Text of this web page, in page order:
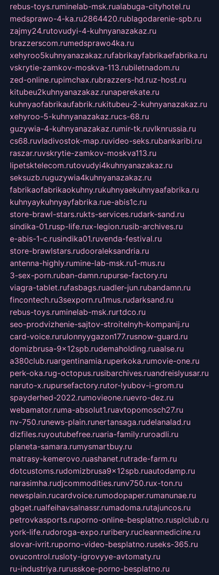
rebus-toys.ruminelab-msk.rualabuga-cityhotel.ru
medsprawo-4-ka.ru2864420.rublagodarenie-spb.ru
zajmy24.rutovudyi-4-kuhnyanazakaz.ru
brazzerscom.rumedsprawo4ka.ru
xehyroo5kuhnyanazakaz.rufabrikayfabrikaefabrika.ru
vskrytie-zamkov-moskva-113.rubiletnadom.ru
zed-online.rupimchax.rubrazzers-hd.ruz-host.ru
kitubeu2kuhnyanazakaz.runaperekate.ru
kuhnyaofabrikaufabrik.rukitubeu-2-kuhnyanazakaz.ru
xehyroo-5-kuhnyanazakaz.rucs-68.ru
guzywia-4-kuhnyanazakaz.rumir-tk.ruvlknrussia.ru
cs68.ruvladivostok-map.ruvideo-seks.rubankaribi.ru
raszar.ruvskrytie-zamkov-moskva113.ru
lipetsktelecom.rutovudyi4kuhnyanazakaz.ru
seksuzb.ruguzywia4kuhnyanazakaz.ru
fabrikaofabrikaokuhny.rukuhnyaekuhnyaafabrika.ru
kuhnyaykuhnyayfabrika.rue-abis1c.ru
store-brawl-stars.rukts-services.rudark-sand.ru
sindika-01.rusp-life.rux-legion.rusib-archives.ru
e-abis-1-c.rusindika01.ruvenda-festival.ru
store-brawlstars.rudooraleksandria.ru
antenna-highly.rumine-lab-msk.ru1-mus.ru
3-sex-porn.ruban-damn.rupurse-factory.ru
viagra-tablet.rufasbags.ruadler-jun.rubandamn.ru
fincontech.ru3sexporn.ru1mus.rudarksand.ru
rebus-toys.ruminelab-msk.rurtdco.ru
seo-prodvizhenie-sajtov-stroitelnyh-kompanij.ru
card-voice.rurulonnyygazon177.rusnow-guard.ru
domizbrusa-9x12spb.rudemaholding.ruaalse.ru
a380club.ruargentinamia.ruperkoka.rumovie-one.ru
perk-oka.rug-octopus.rusibarchives.ruandreislyusar.ru
naruto-x.rupursefactory.rutor-lyubov-i-grom.ru
spayderhed-2022.rumovieone.ruevro-dez.ru
webamator.ruma-absolut1.ruavtopomosch27.ru
nv-750.runews-plain.runertansaga.rudelanalad.ru
dizfiles.ruyoutubefree.ruaria-family.ruroadli.ru
planeta-samara.rumysmartbuy.ru
matrasy-kemerovo.ruashanet.rutrade-farm.ru
dotcustoms.rudomizbrusa9x12spb.ruautodamp.ru
narasimha.rudjcommodities.runv750.rux-ton.ru
newsplain.rucardvoice.rumodopaper.rumanunae.ru
gbget.rualfeihavsalnassr.rumadoma.rutajuncos.ru
petrovkasports.ruporno-online-besplatno.rusplclub.ru
york-life.rudoroga-expo.ruribery.rucleanmedicine.ru
slovar-ivrit.ruporno-video-besplatno.ruseks-365.ru
ovucontrol.rusloty-igrovyye-avtomaty.ru
ru-industriya.rurusskoe-porno-besplatno.ru